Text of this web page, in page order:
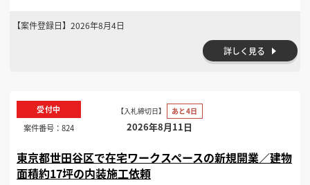
【案件登録日】 2026年8月4日
詳しく見る
受付中
案件番号：824
【入札締切日】 あと4日
2026年8月11日
東京都世田谷区で在宅ワークスペースの新規開業／建物
面積約17坪の内装施工依頼